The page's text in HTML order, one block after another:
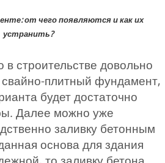
от чего появляются и как их
устранить?
в строительстве довольно
свайно-плитный фундамент,
будет достаточно
Далее можно уже
заливку бетонным
основа для здания